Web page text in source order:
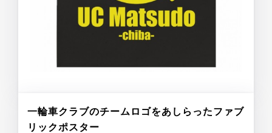
一輪車クラブのチームロゴをあしらったファブ
リックポスター